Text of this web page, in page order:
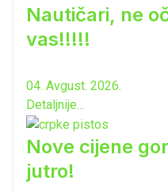
Nautičari, ne
vas!!!!!
04. Avgust. 2026.
Detaljnije...
Nove cijene
jutro!